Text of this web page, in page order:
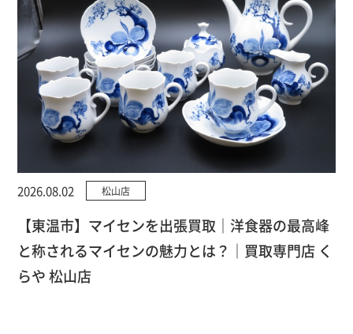
2026.08.02 松山店
【東温市】マイセンを出張買取｜洋食器の最高峰
と称されるマイセンの魅力とは？｜買取専門店 く
らや 松山店